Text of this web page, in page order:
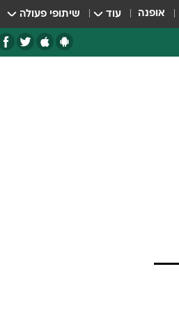
אופנה עוד שיתופי פעולה